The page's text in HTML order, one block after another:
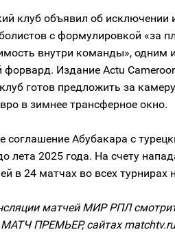
клуб объявил об исключении
с формулировкой «за
внутри команды», одним
форвард. Издание Actu
готов предложить за
в зимнее трансферное окно.
соглашение Абубакара с
лета 2025 года. На счету
в 24 матчах во всех турнирах
матчей МИР РПЛ
ПРЕМЬЕР, сайтах